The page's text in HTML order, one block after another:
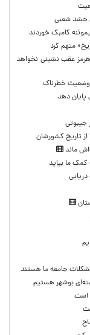
حشد شعبی
کامبک خوردند
متهم کرد
هرمز عقب نشینی نخواهد
وضعیت خطرناک
پایان دهد
جیبوتی
ماند
ما بیاید
جامعه ما هستند
بوشهر هستیم
است